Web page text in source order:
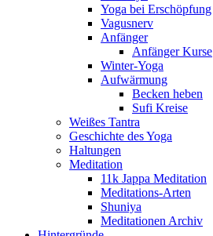
Yoga bei Erschöpfung
Vagusnerv
Anfänger
Anfänger Kurse
Winter-Yoga
Aufwärmung
Becken heben
Sufi Kreise
Weißes Tantra
Geschichte des Yoga
Haltungen
Meditation
11k Jappa Meditation
Meditations-Arten
Shuniya
Meditationen Archiv